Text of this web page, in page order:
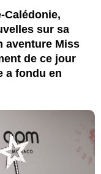
Calédonie,
sur sa
aventure Miss
de ce jour
a fondu en